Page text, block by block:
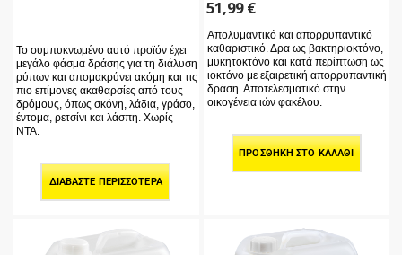
Το συμπυκνωμένο αυτό προϊόν έχει
μεγάλο φάσμα δράσης για τη διάλυση
ρύπων και απομακρύνει ακόμη και τις
πιο επίμονες ακαθαρσίες από τους
δρόμους, όπως σκόνη, λάδια, γράσο,
έντομα, ρετσίνι και λάσπη. Χωρίς
NTA.
ΔΙΑΒΆΣΤΕ ΠΕΡΙΣΣΌΤΕΡΑ
51,99€
Απολυμαντικό και απορρυπαντικό
καθαριστικό. Δρα ως βακτηριοκτόνο,
μυκητοκτόνο και κατά περίπτωση ως
ιοκτόνο με εξαιρετική απορρυπαντική
δράση. Αποτελεσματικό στην
οικογένεια ιών φακέλου.
ΠΡΟΣΘΉΚΗ ΣΤΟ ΚΑΛΆΘΙ